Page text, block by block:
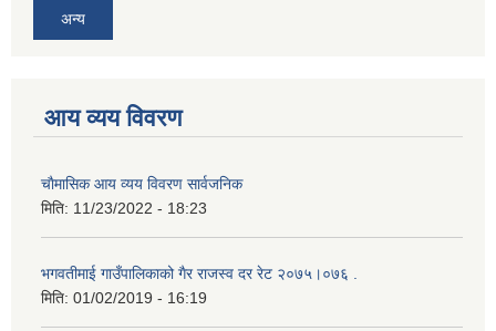
अन्य
आय व्यय विवरण
चाैमासिक आय व्यय विवरण सार्वजनिक
मिति: 11/23/2022 - 18:23
भगवतीमाई गाउँपालिकाको गैर राजस्व दर रेट २०७५।०७६ .
मिति: 01/02/2019 - 16:19